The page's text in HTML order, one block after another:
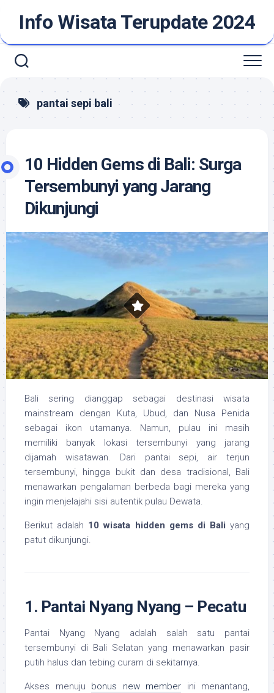
contentInfo Wisata Terupdate 2024
pantai sepi bali
10 Hidden Gems di Bali: Surga
Tersembunyi yang Jarang
Dikunjungi
Bali sering dianggap sebagai destinasi wisata
mainstream dengan Kuta, Ubud, dan Nusa Penida
sebagai ikon utamanya. Namun, pulau ini masih
memiliki banyak lokasi tersembunyi yang jarang
dijamah wisatawan. Dari pantai sepi, air terjun
tersembunyi, hingga bukit dan desa tradisional, Bali
menawarkan pengalaman berbeda bagi mereka yang
ingin menjelajahi sisi autentik pulau Dewata.
Berikut adalah 10 wisata hidden gems di Bali yang
patut dikunjungi.
1. Pantai Nyang Nyang – Pecatu
Pantai Nyang Nyang adalah salah satu pantai
tersembunyi di Bali Selatan yang menawarkan pasir
putih halus dan tebing curam di sekitarnya.
Akses menuju bonus new member ini menantang,